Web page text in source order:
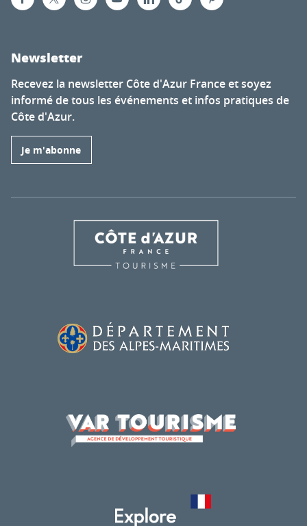
Newsletter
Recevez la newsletter Côte d'Azur France et soyez
informé de tous les événements et infos pratiques de
Côte d'Azur.
Je m'abonne